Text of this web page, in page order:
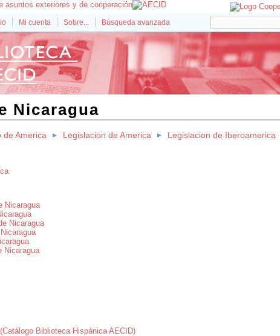
Mi cuenta Sobre... Búsqueda avanzada
Nicaragua
de America Legislacion de America Legislacion de Iberoamerica
Nicaragua
Nicaragua
Nicaragua
(Catálogo Biblioteca Hispánica AECID)